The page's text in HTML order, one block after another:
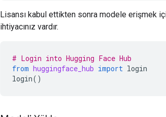
Lisansı kabul ettikten sonra modele erişmek
ihtiyacınız vardır.
# Login into Hugging Face Hub
from huggingface_hub import login
login()